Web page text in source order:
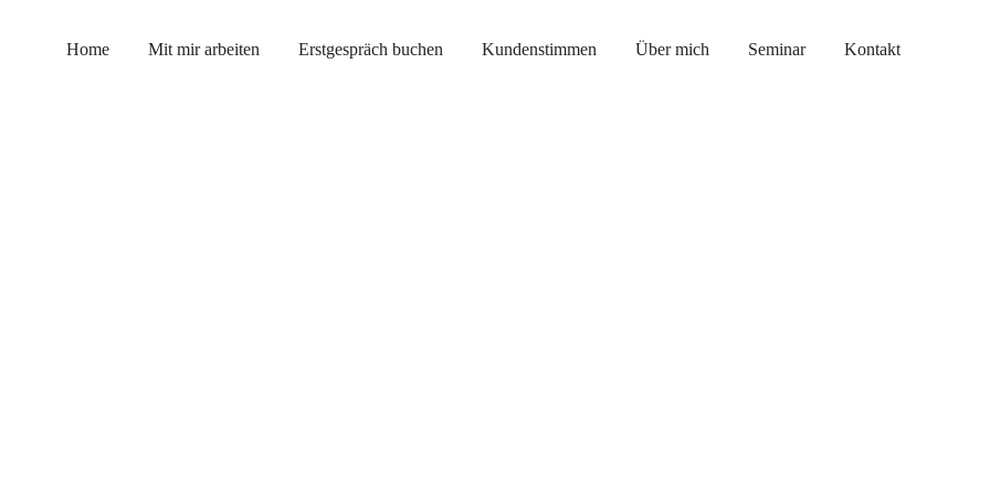
Home Mit mir arbeiten Erstgespräch buchen Kundenstimmen Über mich Seminar Kontakt